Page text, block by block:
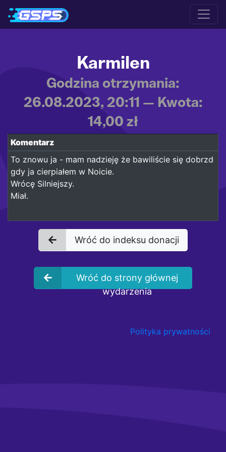
Karmilen
Godzina otrzymania:
26.08.2023, 20:11 — Kwota:
14,00 zł
Komentarz
To znowu ja - mam nadzieję że bawiliście się dobrzd
gdy ja cierpiałem w Noicie.
Wrócę Silniejszy.
Miał.
Wróć do indeksu donacji
Wróć do strony głównej
wydarzenia
Polityka prywatności